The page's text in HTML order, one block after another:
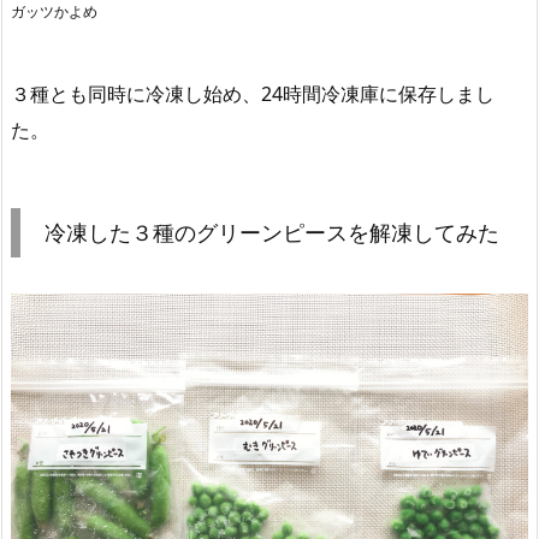
ガッツかよめ
３種とも同時に冷凍し始め、24時間冷凍庫に保存しまし
た。
冷凍した３種のグリーンピースを解凍してみた